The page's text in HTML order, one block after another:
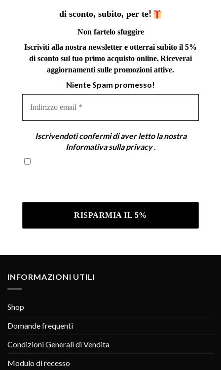
di sconto, subito, per te!
Non fartelo sfuggire
Iscriviti alla nostra newsletter e otterrai subito il 5%
di sconto sul tuo primo acquisto online.Riceverai
aggiornamenti sulle promozioni attive.
Niente Spam promesso!
email
Iscrivendoti confermi di aver letto la nostra
Informativa sulla privacy.
INFORMAZIONI UTILI
Shop
Domande frequenti
Condizioni Generali di Vendita
Modulo di recesso